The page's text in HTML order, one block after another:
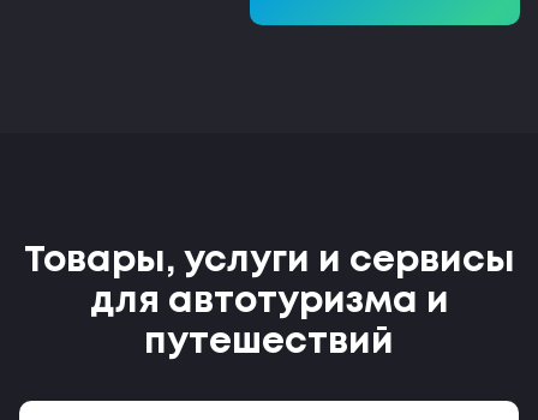
Товары, услуги и сервисы
для автотуризма и
путешествий